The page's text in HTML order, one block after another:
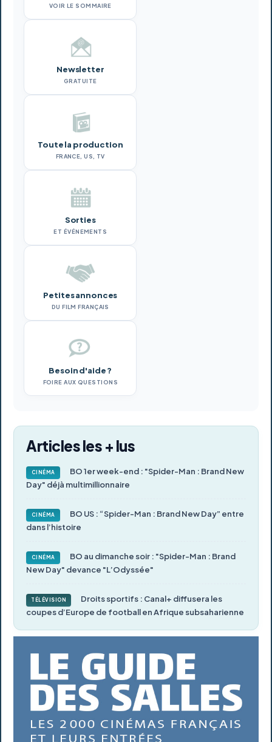
VOIR LE SOMMAIRE
Newsletter
GRATUITE
Toute la production
FRANCE, US, TV
Sorties
ET ÉVÉNEMENTS
Petites annonces
DU FILM FRANÇAIS
Besoin d'aide ?
FOIRE AUX QUESTIONS
Articles les + lus
CINÉMA
BO 1er week-end : "Spider-Man : Brand New
Day" déjà multimillionnaire
CINÉMA
BO US : “Spider-Man : Brand New Day” entre
dans l’histoire
CINÉMA
BO au dimanche soir : "Spider-Man : Brand
New Day" devance "L’Odyssée"
TÉLÉVISION
Droits sportifs : Canal+ diffusera les
coupes d’Europe de football en Afrique subsaharienne